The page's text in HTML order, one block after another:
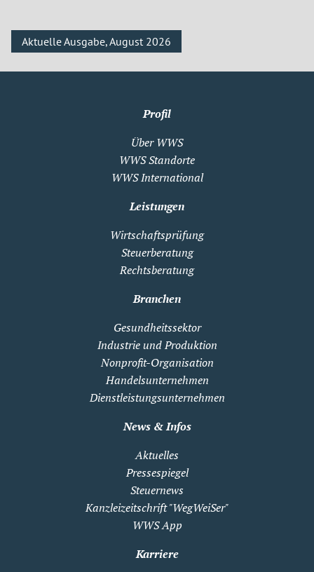
Aktuelle Ausgabe, August 2026
Profil
Über WWS
WWS Standorte
WWS International
Leistungen
Wirtschaftsprüfung
Steuerberatung
Rechtsberatung
Branchen
Gesundheitssektor
Industrie und Produktion
Nonprofit-Organisation
Handelsunternehmen
Dienstleistungsunternehmen
News & Infos
Aktuelles
Pressespiegel
Steuernews
Kanzleizeitschrift "WegWeiSer"
WWS App
Karriere